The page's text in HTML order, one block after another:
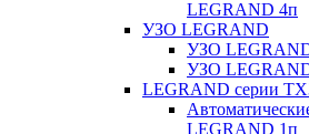
LEGRAND 4п
УЗО LEGRAND
УЗО
УЗО
LEGRAND серии
LEGRAND 1п